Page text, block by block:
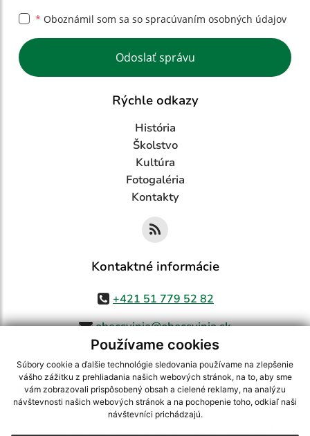
Používame cookies
Súbory cookie a ďalšie technológie sledovania používame na zlepšenie
vášho zážitku z prehliadania našich webových stránok, na to, aby sme
vám zobrazovali prispôsobený obsah a cielené reklamy, na analýzu
návštevnosti našich webových stránok a na pochopenie toho, odkiaľ naši
návštevníci prichádzajú.
* Oboznámil som sa so spracúvaním osobných údajov
Google reCaptcha Response
Odoslať správu
Rýchle odkazy
História
Školstvo
Kultúra
Fotogaléria
Kontakty
Kontaktné informácie
+421 51 779 52 82
obecsvinia@obecsvinia.sk
využite možnosť získavania aktuálnych informácií s využitím RSS
CMS systém (redakčný) systém ECHELON 2,Mapa stránok,web portál
webex.digital, s.r.o.,domény,registrácia domény